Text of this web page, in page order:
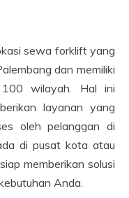
sewa forklift yang
dan memiliki
wilayah. Hal ini
layanan yang
oleh pelanggan di
di pusat kota atau
memberikan solusi
Anda.